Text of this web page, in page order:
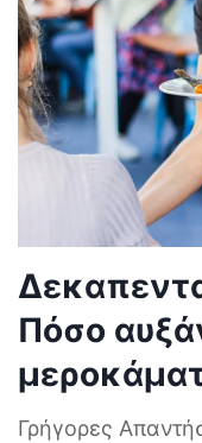
Πόσο
Γρήγορες